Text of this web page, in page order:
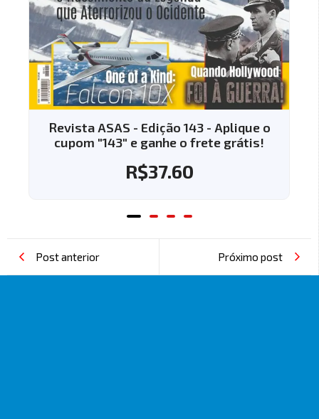
Revista ASAS - Edição 143 - Aplique o
cupom "143" e ganhe o frete grátis!
37.60
Post anterior Próximo post